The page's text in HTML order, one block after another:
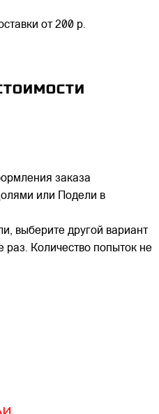
от 200 р.
заказа
или Подели в
выберите другой вариант
раз. Количество попыток не